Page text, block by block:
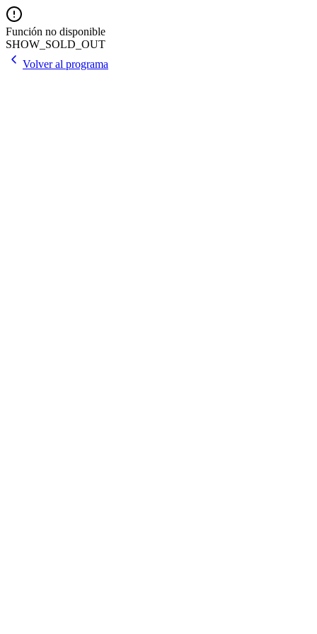
Función no disponible
SHOW_SOLD_OUT
Volver al programa